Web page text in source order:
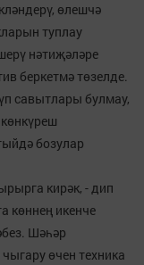
өлешчә
туплау
нәтиҗәләре
беркетмә төзелде.
савытлары булмау,
бозулар
кирәк, - дип
көннең икенче
Шәһәр
өчен техника